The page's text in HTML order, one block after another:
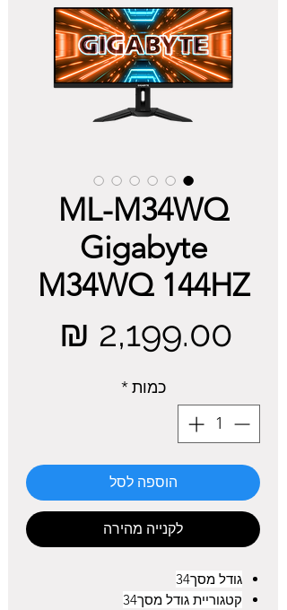
ML-M34WQ
Gigabyte
M34WQ 144HZ
כמות *
הוספה לסל
לקנייה מהירה
גודל מסך34
קטגוריית גודל מסך34